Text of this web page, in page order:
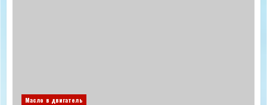
Масло в двигатель